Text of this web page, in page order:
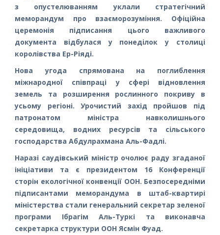
з опустелюванням уклали стратегічний
меморандум про взаєморозуміння. Офіційна
церемонія підписання цього важливого
документа відбулася у понеділок у столиці
королівства Ер-Ріяді.
Нова угода спрямована на поглиблення
міжнародної співпраці у сфері відновлення
земель та розширення рослинного покриву в
усьому регіоні. Урочистий захід пройшов під
патронатом міністра навколишнього
середовища, водних ресурсів та сільського
господарства Абдулрахмана Аль-Фадлі.
Наразі саудівський міністр очолює раду згаданої
ініціативи та є президентом 16 Конференції
сторін екологічної конвенції ООН. Безпосередніми
підписантами меморандума в штаб-квартирі
міністерства стали генеральний секретар зеленої
програми Ібрагім Аль-Туркі та виконавча
секретарка структури ООН Ясмін Фуад.